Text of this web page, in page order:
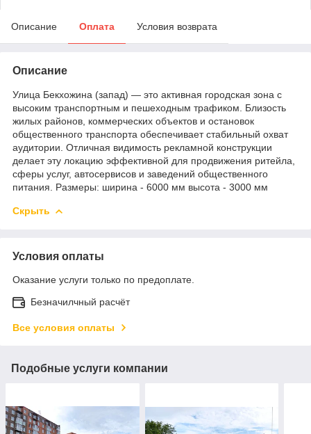
Описание Оплата Условия возврата
Описание
Улица Бекхожина (запад) — это активная городская зона с
высоким транспортным и пешеходным трафиком. Близость
жилых районов, коммерческих объектов и остановок
общественного транспорта обеспечивает стабильный охват
аудитории. Отличная видимость рекламной конструкции
делает эту локацию эффективной для продвижения ритейла,
сферы услуг, автосервисов и заведений общественного
питания. Размеры: ширина - 6000 мм высота - 3000 мм
Скрыть
Условия оплаты
Оказание услуги только по предоплате.
Безначилчный расчёт
Все условия оплаты
Подобные услуги компании